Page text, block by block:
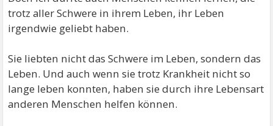
trotz aller Schwere in ihrem Leben, ihr Leben
irgendwie geliebt haben.
Sie liebten nicht das Schwere im Leben, sondern das
Leben. Und auch wenn sie trotz Krankheit nicht so
lange leben konnten, haben sie durch ihre Lebensart
anderen Menschen helfen können.